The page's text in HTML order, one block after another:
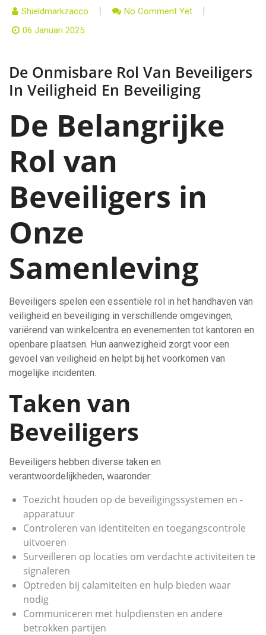
Shieldmarkzacco
No Comment Yet
06 Januari 2025
De Onmisbare Rol Van Beveiligers
In Veiligheid En Beveiliging
De Belangrijke
Rol van
Beveiligers in
Onze
Samenleving
Beveiligers spelen een essentiële rol in het handhaven van
veiligheid en beveiliging in verschillende omgevingen,
variërend van winkelcentra en evenementen tot kantoren en
openbare plaatsen. Hun aanwezigheid zorgt voor een
gevoel van veiligheid en helpt bij het voorkomen van
mogelijke incidenten.
Taken van
Beveiligers
Beveiligers hebben diverse taken en
verantwoordelijkheden, waaronder:
Toezicht houden op de beveiligingssystemen en -
apparatuur
Controleren van identiteiten en toegangscontrole
uitvoeren
Surveilleren op locaties om verdachte activiteiten te
signaleren
Optreden bij calamiteiten en hulp bieden waar
nodig
Communiceren met hulpdiensten en andere
betrokken partijen